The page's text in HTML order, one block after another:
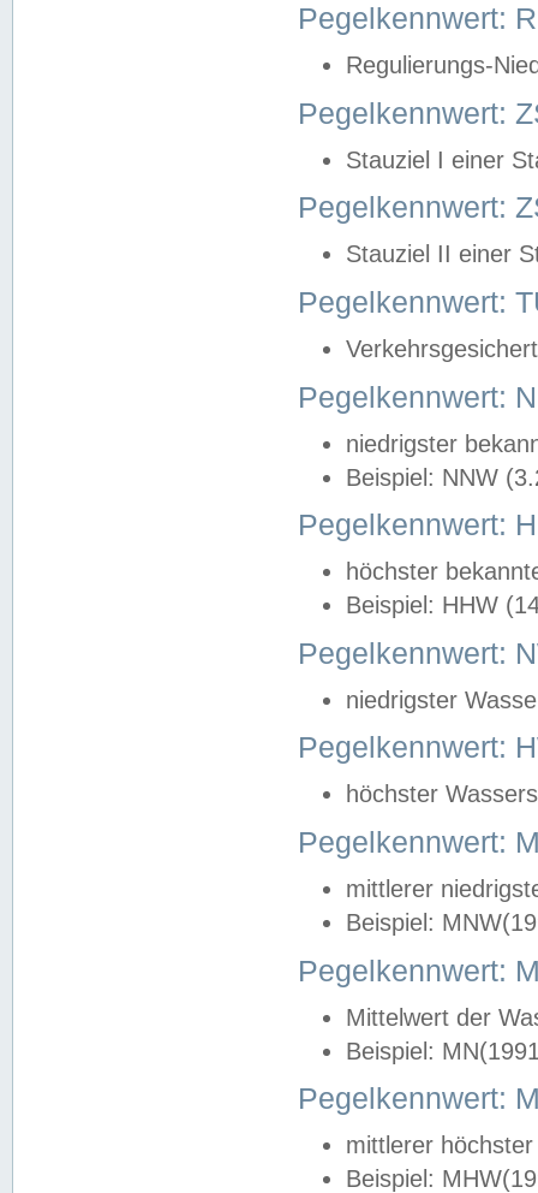
Pegelkennwert:
Regulierungs-
Pegelkennwert:
Stauziel I einer
Pegelkennwert:
Stauziel II einer
Pegelkennwert:
Pegelkennwert:
niedrigster
Beispiel: NNW
Pegelkennwert:
höchster
Beispiel: HHW
Pegelkennwert:
niedrigster
Pegelkennwert:
höchster
Pegelkennwert:
mittlerer
Beispiel:
Pegelkennwert:
Mittelwert der
Beispiel:
Pegelkennwert:
mittlerer
Beispiel: